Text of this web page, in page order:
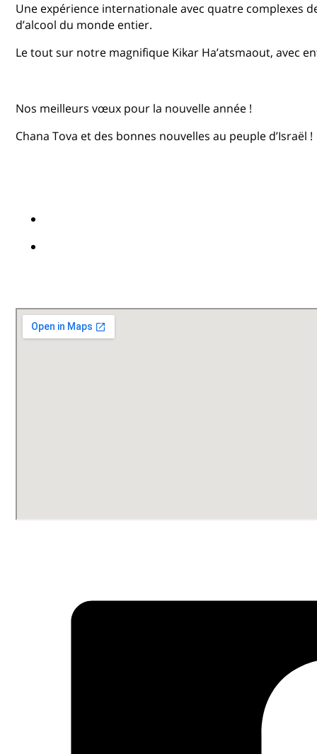
Une expérience internationale avec quatre complexes
d’alcool du monde entier.
Le tout sur notre magnifique Kikar Ha’atsmaout, avec
Nos meilleurs vœux pour la nouvelle année !
Chana Tova et des bonnes nouvelles au peuple d’Israël !